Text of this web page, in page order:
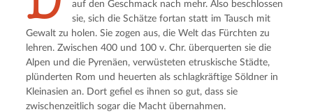
auf den Geschmack nach mehr. Also beschlossen
sie, sich die Schätze fortan statt im Tausch mit
Gewalt zu holen. Sie zogen aus, die Welt das Fürchten zu
lehren. Zwischen 400 und 100 v. Chr. überquerten sie die
Alpen und die Pyrenäen, verwüsteten etruskische Städte,
plünderten Rom und heuerten als schlagkräftige Söldner in
Kleinasien an. Dort gefiel es ihnen so gut, dass sie
zwischenzeitlich sogar die Macht übernahmen.